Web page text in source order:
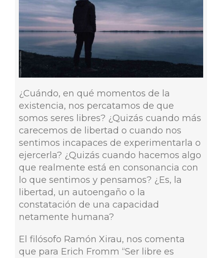
¿Cuándo, en qué momentos de la
existencia, nos percatamos de que
somos seres libres? ¿Quizás cuando más
carecemos de libertad o cuando nos
sentimos incapaces de experimentarla o
ejercerla? ¿Quizás cuando hacemos algo
que realmente está en consonancia con
lo que sentimos y pensamos? ¿Es, la
libertad, un autoengaño o la
constatación de una capacidad
netamente humana?
El filósofo Ramón Xirau, nos comenta
que para Erich Fromm “Ser libre es